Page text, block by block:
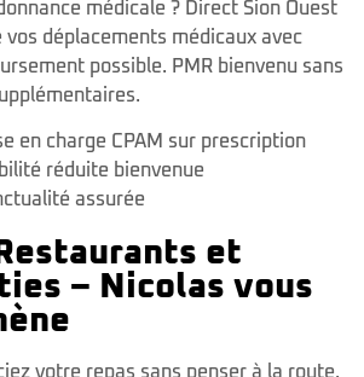
médicale ? Direct Sion Ouest
vos déplacements médicaux avec
possible. PMR bienvenu sans
en charge CPAM sur prescription
réduite bienvenue
assurée
Restaurants et
– Nicolas vous
votre repas sans penser à la route.